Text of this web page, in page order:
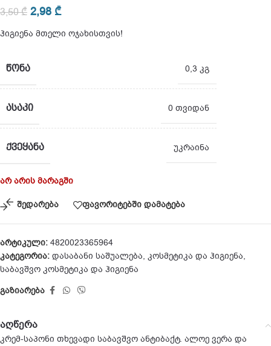
3,50₾ 2,98 ₾
ჰიგიენა მთელი ოჯახისთვის!
ᲬᲝᲜᲐ 0,3 კგ
ᲐᲡᲐᲙᲘ 0 თვიდან
ᲥᲕᲔᲧᲐᲜᲐ უკრაინა
არ არის მარაგში
შედარება ფავორიტებში დამატება
არტიკული: 4820023365964
კატეგორია: დასაბანი საშუალება, კოსმეტიკა და ჰიგიენა,
საბავშვო კოსმეტიკა და ჰიგიენა
გაზიარება
აღწერა
კრემ-საპონი თხევადი საბავშვო ანტიბაქტ. ალოე ვერა და